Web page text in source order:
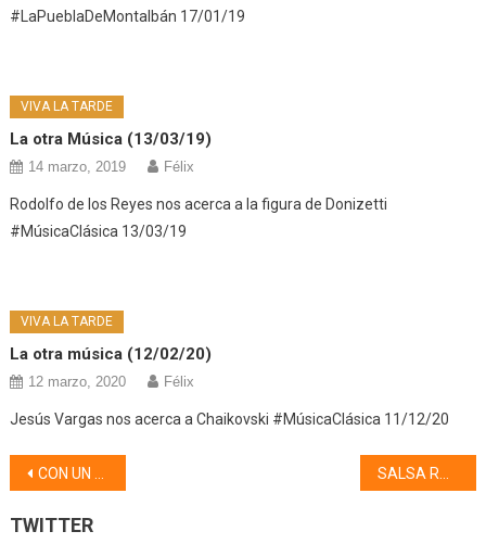
#LaPueblaDeMontalbán 17/01/19
VIVA LA TARDE
La otra Música (13/03/19)
14 marzo, 2019 Félix
Rodolfo de los Reyes nos acerca a la figura de Donizetti
#MúsicaClásica 13/03/19
VIVA LA TARDE
La otra música (12/02/20)
12 marzo, 2020 Félix
Jesús Vargas nos acerca a Chaikovski #MúsicaClásica 11/12/20
Navegación
de
CON UN PAR DE PELOTAS (28/05/18) SALSA ROSA (29/05/18)
TWITTER